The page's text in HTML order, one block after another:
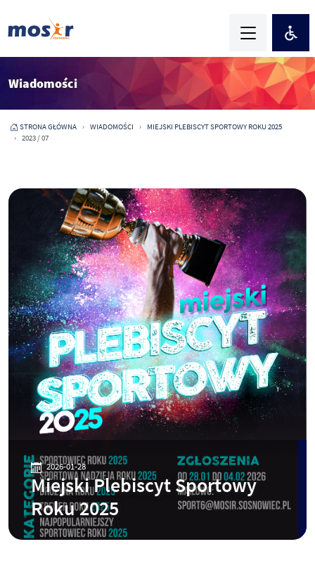
Wiadomości
STRONA GŁÓWNA WIADOMOŚCI
MIEJSKI PLEBISCYT SPORTOWY ROKU 2025
2023 / 07
2026-01-28
Miejski Plebiscyt Sportowy
Roku 2025